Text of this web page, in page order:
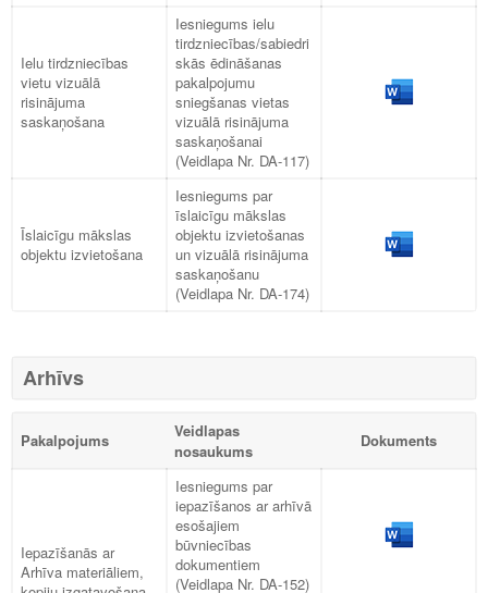
Ielu tirdzniecības
vietu vizuālā
risinājuma
saskaņošana
Iesniegums ielu
tirdzniecības/sabiedri
skās ēdināšanas
pakalpojumu
sniegšanas vietas
vizuālā risinājuma
saskaņošanai
(Veidlapa Nr. DA-117)
Īslaicīgu mākslas
objektu izvietošana
Iesniegums par
īslaicīgu mākslas
objektu izvietošanas
un vizuālā risinājuma
saskaņošanu
(Veidlapa Nr. DA-174)
Arhīvs
Pakalpojums
Veidlapas
nosaukums
Dokuments
Iepazīšanās ar
Arhīva materiāliem,
Iesniegums par
iepazīšanos ar arhīvā
esošajiem
būvniecības
dokumentiem
(Veidlapa Nr. DA-152)